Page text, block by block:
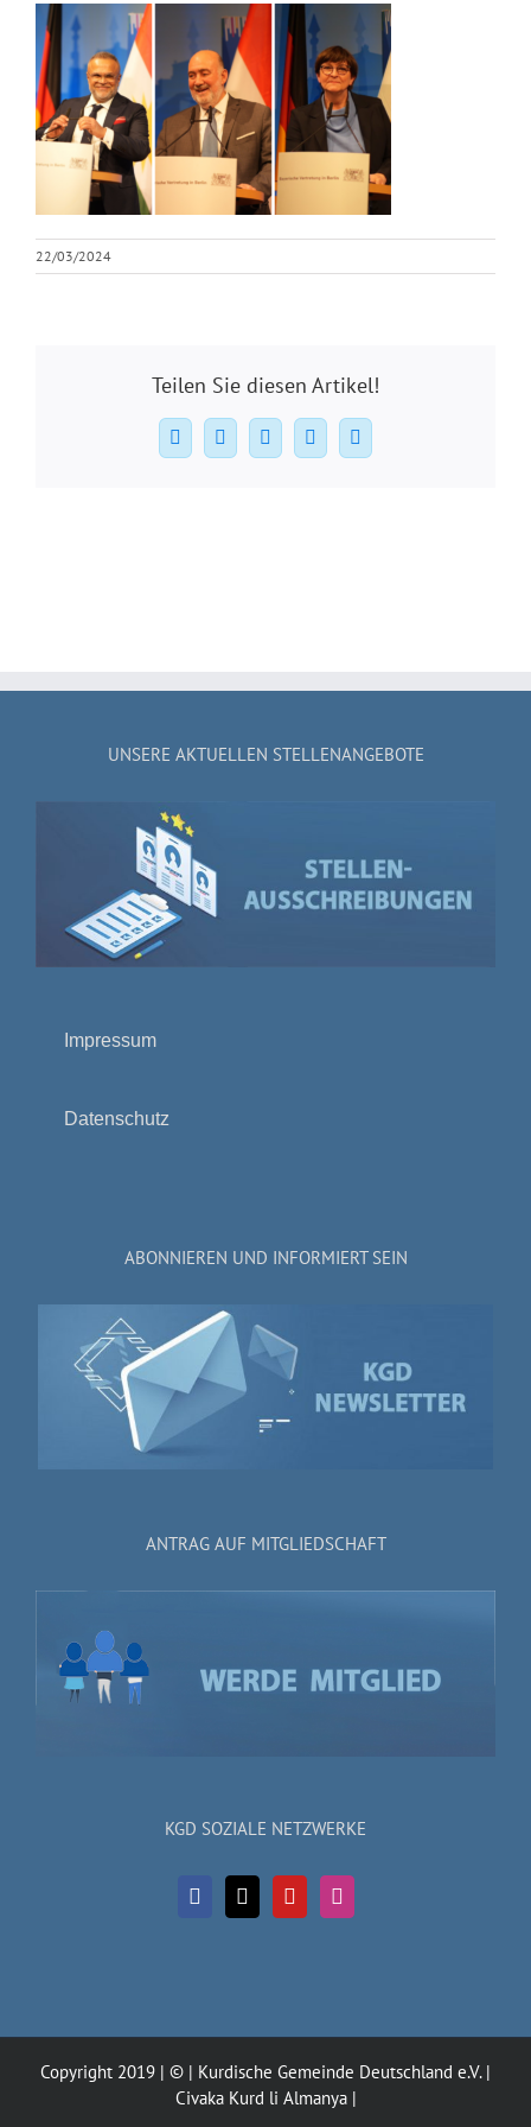
22/03/2024
Teilen Sie diesen Artikel!
Facebook
X WhatsAppPinterest
E-
Mail
UNSERE AKTUELLEN STELLENANGEBOTE
Impressum
Datenschutz
ABONNIEREN UND INFORMIERT SEIN
ANTRAG AUF MITGLIEDSCHAFT
KGD SOZIALE NETZWERKE
Copyright 2019 | © | Kurdische Gemeinde Deutschland e.V. |
Civaka Kurd li Almanya |